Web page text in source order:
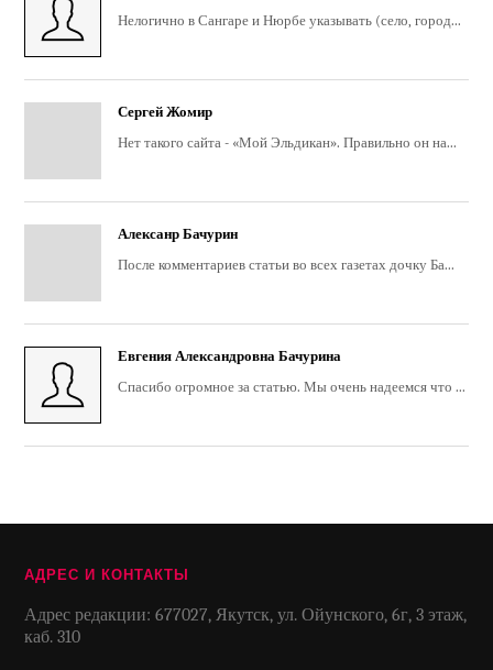
Нелогично в Сангаре и Нюрбе указывать (село, город...
Сергей Жомир
Нет такого сайта - «Мой Эльдикан». Правильно он на...
Алексанр Бачурин
После комментариев статьи во всех газетах дочку Ба...
Евгения Александровна Бачурина
Спасибо огромное за статью. Мы очень надеемся что ...
АДРЕС И КОНТАКТЫ
Адрес редакции: 677027, Якутск, ул. Ойунского, 6г, 3 этаж,
каб. 310